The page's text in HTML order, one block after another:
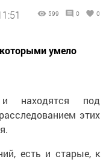
599 0 0
которыми умело
и находятся под
этих
есть и старые, к